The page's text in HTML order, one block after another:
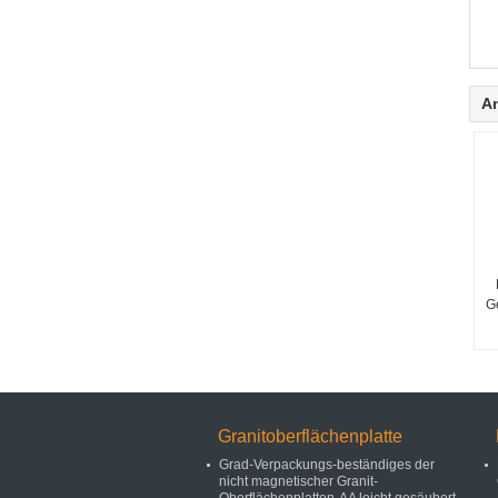
Granitoberflächenplatte
Grad-Verpackungs-beständiges der
nicht magnetischer Granit-